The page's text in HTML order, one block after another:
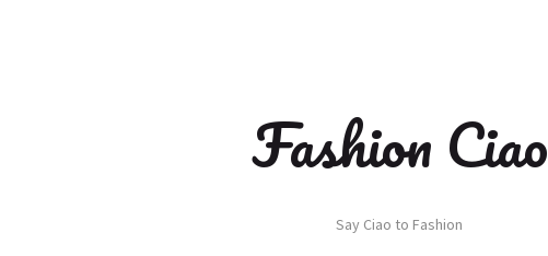
Fashion Ciao
Say Ciao to Fashion